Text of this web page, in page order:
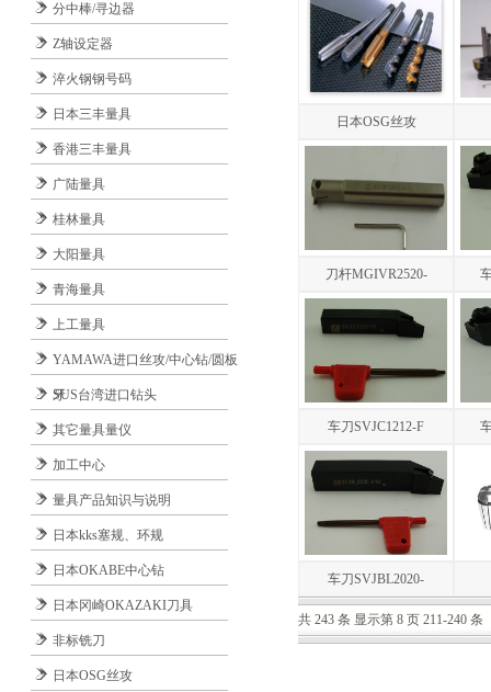
分中棒/寻边器
Z轴设定器
淬火钢钢号码
日本三丰量具
香港三丰量具
广陆量具
桂林量具
大阳量具
青海量具
上工量具
YAMAWA进口丝攻/中心钻/圆板
牙
SUS台湾进口钻头
其它量具量仪
加工中心
量具产品知识与说明
日本kks塞规、环规
日本OKABE中心钻
日本冈崎OKAZAKI刀具
非标铣刀
日本OSG丝攻
日本OSG丝攻
刀杆MGIVR2520-
车刀SVJC1212-F
车刀SVJBL2020-
共 243 条 显示第 8 页 211-240 条